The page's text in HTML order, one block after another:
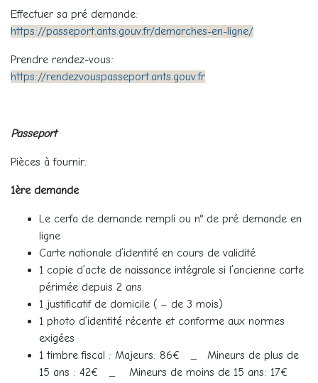
Effectuer sa pré demande:
https://passeport.ants.gouv.fr/demarches-en-ligne/
Prendre rendez-vous:
https://rendezvouspasseport.ants.gouv.fr
Passeport
Pièces à fournir:
1ère demande
Le cerfa de demande rempli ou n° de pré demande en
ligne
Carte nationale d’identité en cours de validité
1 copie d’acte de naissance intégrale si l’ancienne carte
périmée depuis 2 ans
1 justificatif de domicile ( – de 3 mois)
1 photo d’identité récente et conforme aux normes
exigées
1 timbre fiscal : Majeurs: 86€ _ Mineurs de plus de
15 ans : 42€ _ Mineurs de moins de 15 ans: 17€